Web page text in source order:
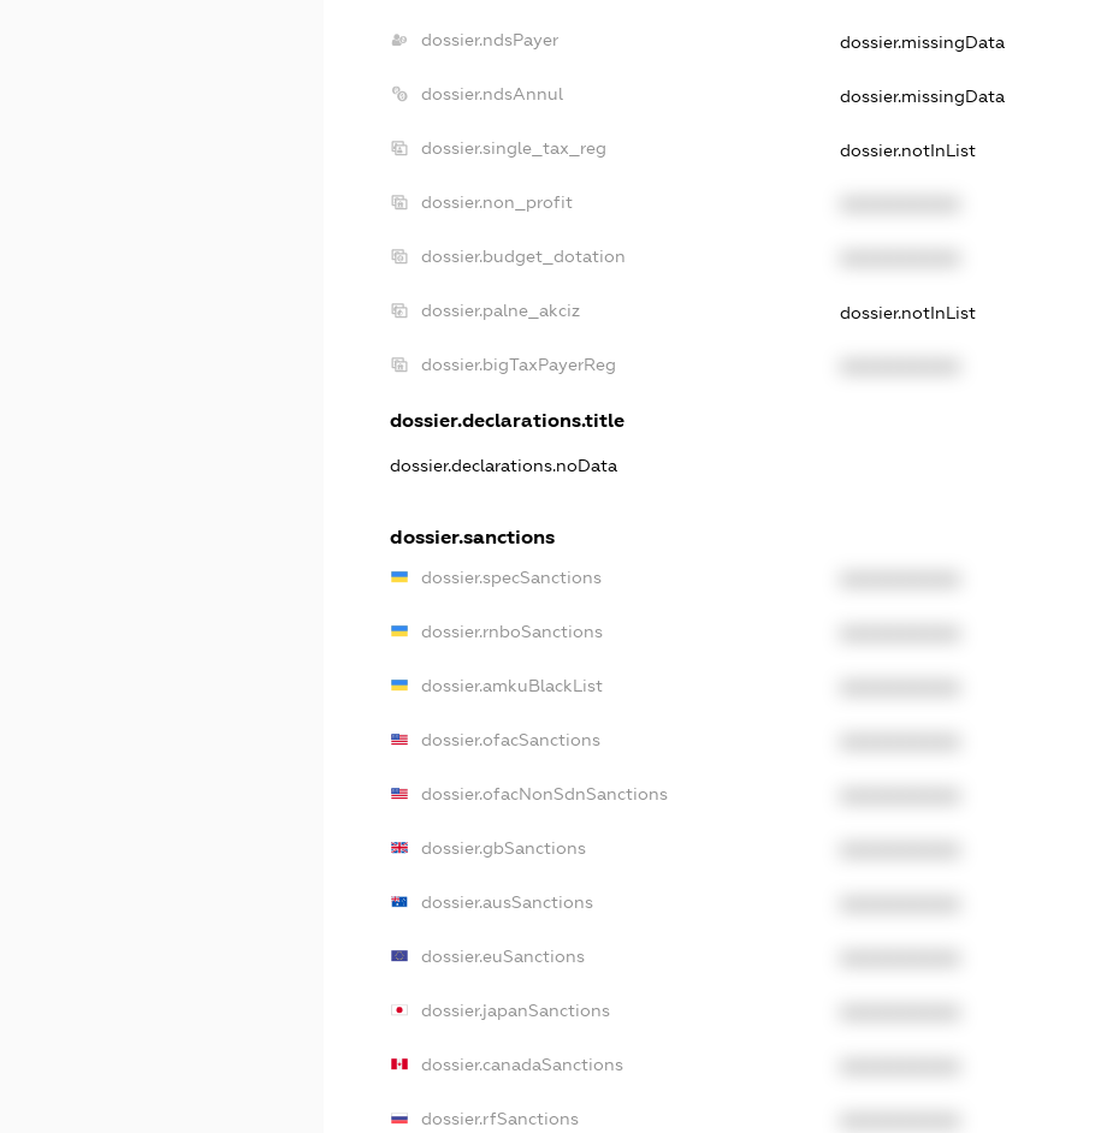
dossier.ndsPayer dossier.missingData
dossier.ndsAnnul dossier.missingData
dossier.single_tax_reg dossier.notInList
dossier.non_profit
dossier.budget_dotation
dossier.palne_akciz dossier.notInList
dossier.bigTaxPayerReg
dossier.declarations.title
dossier.declarations.noData
dossier.sanctions
dossier.specSanctions
dossier.rnboSanctions
dossier.amkuBlackList
dossier.ofacSanctions
dossier.ofacNonSdnSanctions
dossier.gbSanctions
dossier.ausSanctions
dossier.euSanctions
dossier.japanSanctions
dossier.canadaSanctions
dossier.rfSanctions